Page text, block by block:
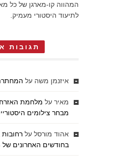
המהווה קו-מארגן של כל
לתיעוד היסטורי מעמיק.
תגובות
איזנמן משה על
מאיר על
מבחר צילומים
אהוד מורסל על רחובות
בחודשים האחרונים